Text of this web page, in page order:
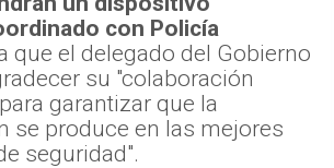
con Policía
que el delegado del Gobierno
su "colaboración
garantizar que la
se produce en las mejores
seguridad".